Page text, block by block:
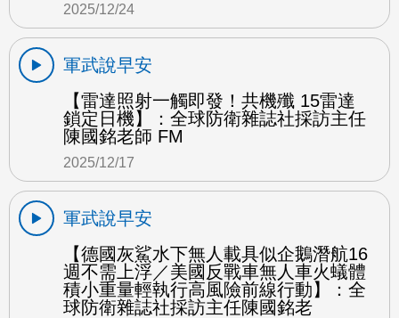
2025/12/24
軍武說早安
【雷達照射一觸即發！共機殲 15雷達
鎖定日機】：全球防衛雜誌社採訪主任
陳國銘老師 FM
2025/12/17
軍武說早安
【德國灰鯊水下無人載具似企鵝潛航16
週不需上浮／美國反戰車無人車火蟻體
積小重量輕執行高風險前線行動】：全
球防衛雜誌社採訪主任陳國銘老